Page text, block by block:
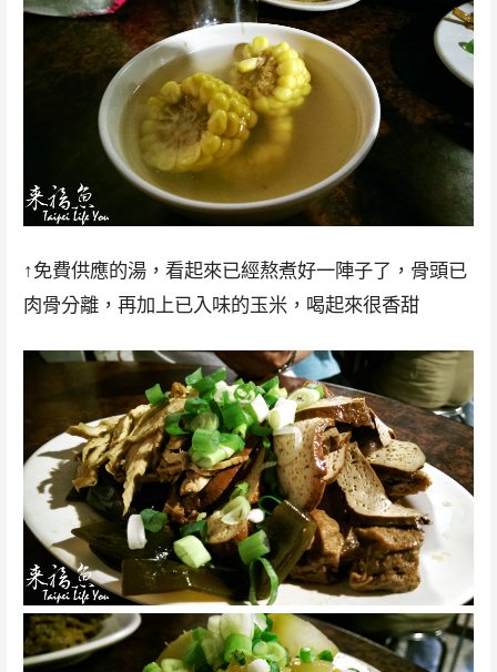
↑免費供應的湯，看起來已經熬煮好一陣子了，骨頭已
肉骨分離，再加上已入味的玉米，喝起來很香甜